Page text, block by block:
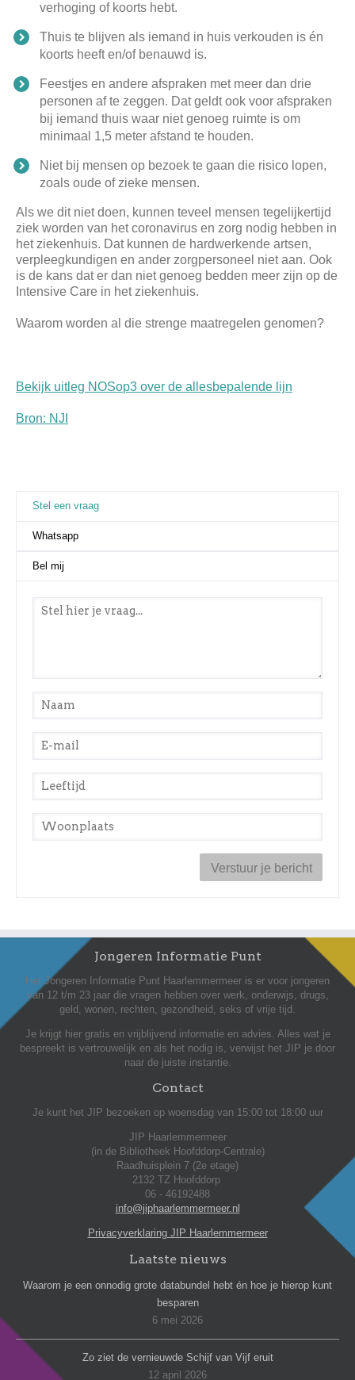
verhoging of koorts hebt.
​Thuis te blijven als iemand in huis verkouden is én
koorts heeft en/of benauwd is.
​Feestjes en andere afspraken met meer dan drie
personen af te zeggen. Dat geldt ook voor afspraken
bij iemand thuis waar niet genoeg ruimte is om
minimaal 1,5 meter afstand te houden.
​Niet bij mensen op bezoek te gaan die risico lopen,
zoals oude of zieke mensen.
Als we dit niet doen, kunnen teveel mensen tegelijkertijd
ziek worden van het coronavirus en zorg nodig hebben in
het ziekenhuis. Dat kunnen de hardwerkende artsen,
verpleegkundigen en ander zorgpersoneel niet aan. Ook
is de kans dat er dan niet genoeg bedden meer zijn op de
Intensive Care in het ziekenhuis.
Waarom worden al die strenge maatregelen genomen?
Bekijk uitleg NOSop3 over de allesbepalende lijn
Bron: NJI
Stel een vraag
Whatsapp
Bel mij
Stel een vraag
Naam
E-mail*
Leeftijd *
Woonplaats
Jongeren Informatie Punt
Het Jongeren Informatie Punt Haarlemmermeer is er voor jongeren
van 12 t/m 23 jaar die vragen hebben over werk, onderwijs, drugs,
geld, wonen, rechten, gezondheid, seks of vrije tijd.
Je krijgt hier gratis en vrijblijvend informatie en advies. Alles wat je
bespreekt is vertrouwelijk en als het nodig is, verwijst het JIP je door
naar de juiste instantie.
Contact
Je kunt het JIP bezoeken op woensdag van 15:00 tot 18:00 uur
JIP Haarlemmermeer
(in de Bibliotheek Hoofddorp-Centrale)
Raadhuisplein 7 (2e etage)
2132 TZ Hoofddorp
06 - 46192488
info@jiphaarlemmermeer.nl
Privacyverklaring JIP Haarlemmermeer
Laatste nieuws
Waarom je een onnodig grote databundel hebt én hoe je hierop kunt
besparen
6 mei 2026
Zo ziet de vernieuwde Schijf van Vijf eruit
12 april 2026